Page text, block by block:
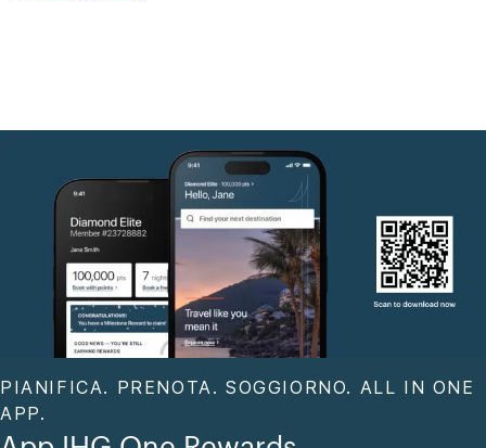
PIANIFICA. PRENOTA. SOGGIORNO. ALL IN ONE
APP.